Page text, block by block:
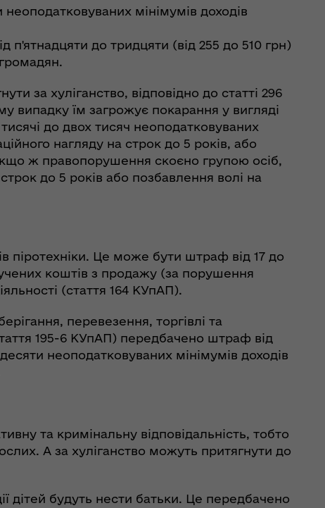
мінімумів доходів
п'ятнадцяти до тридцяти (від 255 до 510 грн)
за хуліганство, відповідно до статті 296
випадку їм загрожує покарання у вигляді
до двох тисяч неоподатковуваних
нагляду на строк до 5 років, або
ж правопорушення скоєно групою осіб,
до 5 років або позбавлення волі на
піротехніки. Це може бути штраф від 17 до
коштів з продажу (за порушення
(стаття 164 КУпАП).
перевезення, торгівлі та
195-6 КУпАП) передбачено штраф від
неоподатковуваних мінімумів доходів
та кримінальну відповідальність, тобто
А за хуліганство можуть притягнути до
дітей будуть нести батьки. Це передбачено